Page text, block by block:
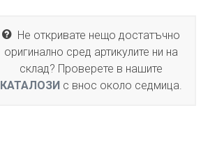
Не откривате нещо достатъчно
оригинално сред артикулите ни на
склад? Проверете в нашите
КАТАЛОЗИ с внос около седмица.